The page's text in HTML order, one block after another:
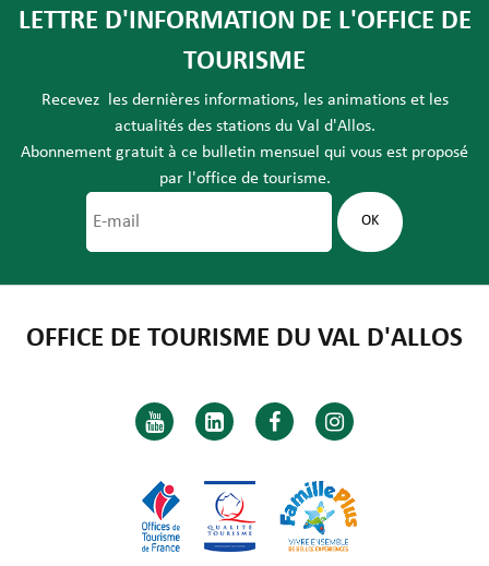
LETTRE D'INFORMATION DE L'OFFICE DE
TOURISME
Recevez les dernières informations, les animations et les
actualités des stations du Val d'Allos.
Abonnement gratuit à ce bulletin mensuel qui vous est proposé
par l'office de tourisme.
OFFICE DE TOURISME DU VAL D'ALLOS